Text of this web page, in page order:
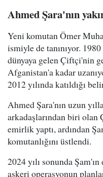
Ahmed Şara'nın
Yeni komutan Ömer
ismiyle de tanınıyor.
dünyaya gelen Çiftçi'nin
Afganistan'a kadar
2012 yılında katıldığı
Ahmed Şara'nın uzun
arkadaşlarından biri olan
emirlik yaptı, ardından
komutanlığını üstlendi.
2024 yılı sonunda
askeri operasyonun